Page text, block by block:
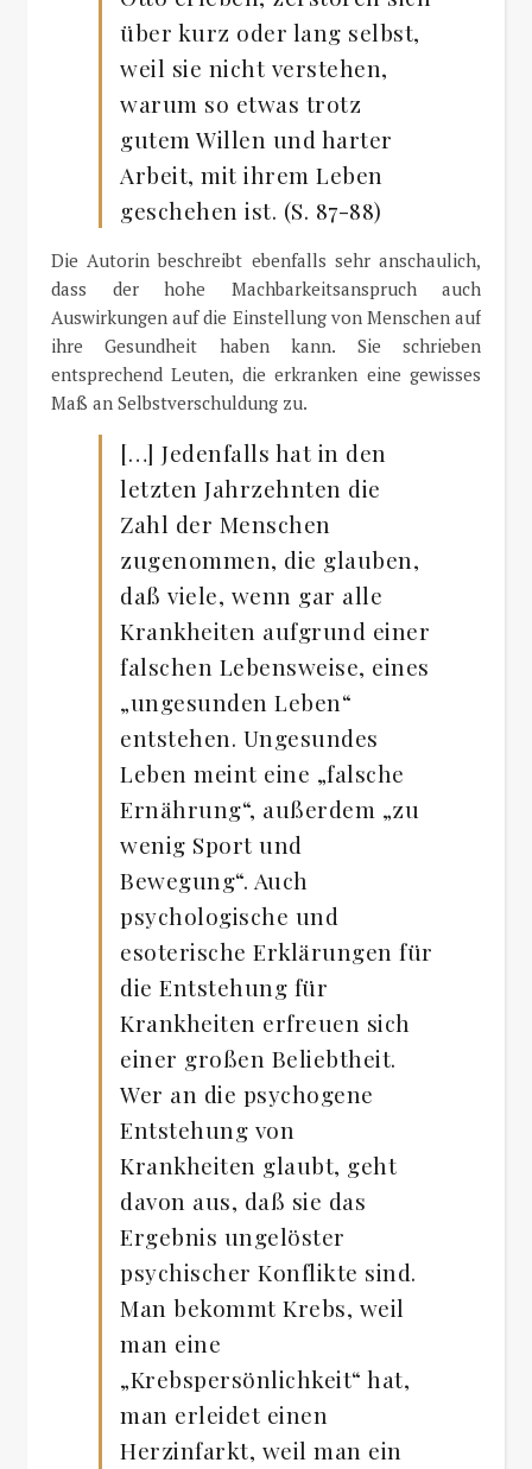
über kurz oder lang selbst,
weil sie nicht verstehen,
warum so etwas trotz
gutem Willen und harter
Arbeit, mit ihrem Leben
geschehen ist. (S. 87-88)
Die Autorin beschreibt ebenfalls sehr anschaulich,
dass der hohe Machbarkeitsanspruch auch
Auswirkungen auf die Einstellung von Menschen auf
ihre Gesundheit haben kann. Sie schrieben
entsprechend Leuten, die erkranken eine gewisses
Maß an Selbstverschuldung zu.
[…] Jedenfalls hat in den
letzten Jahrzehnten die
Zahl der Menschen
zugenommen, die glauben,
daß viele, wenn gar alle
Krankheiten aufgrund einer
falschen Lebensweise, eines
„ungesunden Leben“
entstehen. Ungesundes
Leben meint eine „falsche
Ernährung“, außerdem „zu
wenig Sport und
Bewegung“. Auch
psychologische und
esoterische Erklärungen für
die Entstehung für
Krankheiten erfreuen sich
einer großen Beliebtheit.
Wer an die psychogene
Entstehung von
Krankheiten glaubt, geht
davon aus, daß sie das
Ergebnis ungelöster
psychischer Konflikte sind.
Man bekommt Krebs, weil
man eine
„Krebspersönlichkeit“ hat,
man erleidet einen
Herzinfarkt, weil man ein